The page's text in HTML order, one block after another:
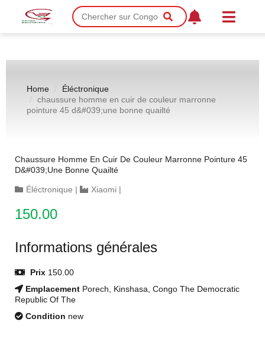
Home
Éléctronique
chaussure homme en cuir de couleur marronne
pointure 45 d&#039;une bonne quailté
Chaussure Homme En Cuir De Couleur Marronne Pointure 45
D&#039;une Bonne Quailté
Éléctronique | Xiaomi |
150.00
Informations générales
Prix 150.00
Emplacement Porech, Kinshasa, Congo The Democratic
Republic Of The
Condition new